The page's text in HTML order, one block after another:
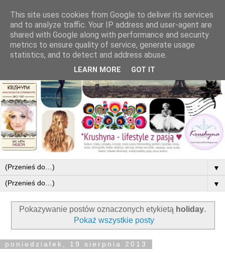
▼
▼
Pokazywanie postów oznaczonych etykietą holiday.
Pokaż wszystkie posty
poniedziałek, 19 sierpnia 2013
This site uses cookies from Google to deliver its services
and to analyze traffic. Your IP address and user-agent are
shared with Google along with performance and security
metrics to ensure quality of service, generate usage
statistics, and to detect and address abuse.
LEARN MORE GOT IT